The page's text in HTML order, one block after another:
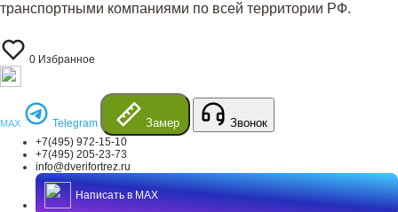
транспортными компаниями по всей территории РФ.
0 Избранное
MAX Telegram Замер Звонок
+7(495) 972-15-10
+7(495) 205-23-73
info@dverifortrez.ru
Написать в MAX